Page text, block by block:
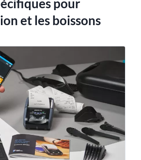
pour
et les boissons